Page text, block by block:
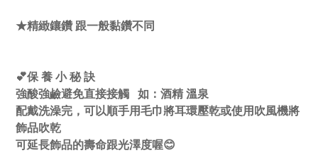
★精緻鑲鑽 跟一般黏鑽不同
💕保 養 小 秘 訣
強酸強鹼避免直接接觸 如：酒精 溫泉
配戴洗澡完，可以順手用毛巾將耳環壓乾或使用吹風機將
飾品吹乾
可延長飾品的壽命跟光澤度喔😊